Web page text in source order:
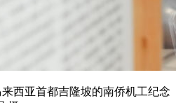
亚首都吉隆坡的南侨机工纪念